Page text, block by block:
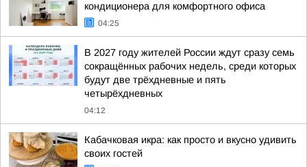
кондиционера для комфортного офиса
04:25
В 2027 году жителей России ждут сразу семь
сокращённых рабочих недель, среди которых
будут две трёхдневные и пять
четырёхдневных
04:12
Кабачковая икра: как просто и вкусно удивить
своих гостей